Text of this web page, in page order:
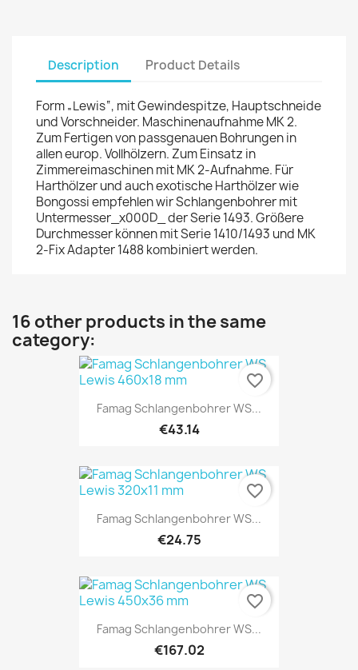
Description Product Details
Form „Lewis“, mit Gewindespitze, Hauptschneide
und Vorschneider. Maschinenaufnahme MK 2.
Zum Fertigen von passgenauen Bohrungen in
allen europ. Vollhölzern. Zum Einsatz in
Zimmereimaschinen mit MK 2-Aufnahme. Für
Harthölzer und auch exotische Harthölzer wie
Bongossi empfehlen wir Schlangenbohrer mit
Untermesser_x000D_ der Serie 1493. Größere
Durchmesser können mit Serie 1410/1493 und MK
2-Fix Adapter 1488 kombiniert werden.
16 other products in the same
category:
Famag Schlangenbohrer WS...
€43.14
favorite_border
Famag Schlangenbohrer WS...
€24.75
favorite_border
Famag Schlangenbohrer WS...
€167.02
favorite_border